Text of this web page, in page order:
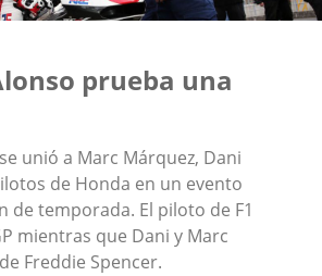
prueba una
unió a Marc Márquez, Dani
de Honda en un evento
de temporada. El piloto de F1
mientras que Dani y Marc
Freddie Spencer.